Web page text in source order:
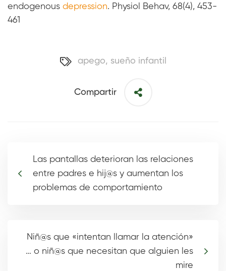
endogenous depression. Physiol Behav, 68(4), 453-
461
apego, sueño infantil
Compartir
Las pantallas deterioran las relaciones
entre padres e hij@s y aumentan los
problemas de comportamiento
Niñ@s que «intentan llamar la atención»
… o niñ@s que necesitan que alguien les
mire